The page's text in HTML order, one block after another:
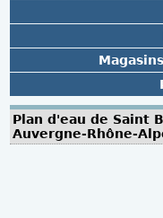
Plan d'eau de Saint
Auvergne-Rhône-